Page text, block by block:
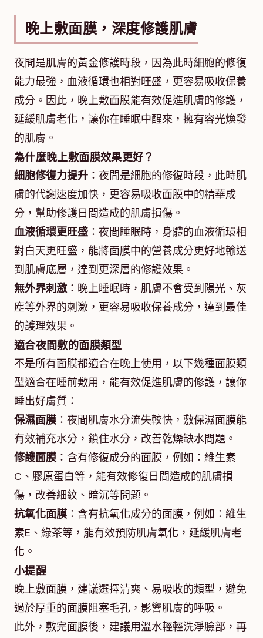
晚上敷面膜，深度修護肌膚
夜間是肌膚的黃金修護時段，因為此時細胞的修復
能力最強，血液循環也相對旺盛，更容易吸收保養
成分。因此，晚上敷面膜能有效促進肌膚的修護，
延緩肌膚老化，讓你在睡眠中醒來，擁有容光煥發
的肌膚。
為什麼晚上敷面膜效果更好？
細胞修復力提升 ：夜間是細胞的修復時段，此時肌
膚的代謝速度加快，更容易吸收面膜中的精華成
分，幫助修護日間造成的肌膚損傷。
血液循環更旺盛 ：夜間睡眠時，身體的血液循環相
對白天更旺盛，能將面膜中的營養成分更好地輸送
到肌膚底層，達到更深層的修護效果。
無外界刺激：晚上睡眠時，肌膚不會受到陽光、灰
塵等外界的刺激，更容易吸收保養成分，達到最佳
的護理效果。
適合夜間敷的面膜類型
不是所有面膜都適合在晚上使用，以下幾種面膜類
型適合在睡前敷用，能有效促進肌膚的修護，讓你
睡出好膚質：
保濕面膜 ：夜間肌膚水分流失較快，敷保濕面膜能
有效補充水分，鎖住水分，改善乾燥缺水問題。
修護面膜 ：含有修復成分的面膜，例如：維生素
C、膠原蛋白等，能有效修復日間造成的肌膚損
傷，改善細紋、暗沉等問題。
抗氧化面膜 ：含有抗氧化成分的面膜，例如：維生
素E、綠茶等，能有效預防肌膚氧化，延緩肌膚老
化。
小提醒
晚上敷面膜，建議選擇清爽、易吸收的類型，避免
過於厚重的面膜阻塞毛孔，影響肌膚的呼吸。
此外，敷完面膜後，建議用溫水輕輕洗淨臉部，再